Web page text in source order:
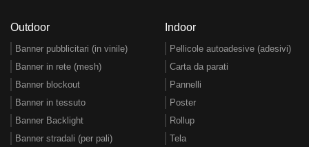
Outdoor
Banner pubblicitari (in vinile)
Banner in rete (mesh)
Banner blockout
Banner in tessuto
Banner Backlight
Banner stradali (per pali)
Indoor
Pellicole autoadesive (adesivi)
Carta da parati
Pannelli
Poster
Rollup
Tela